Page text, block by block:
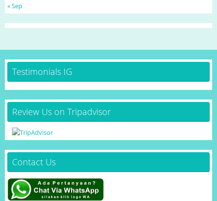
« Sep
Testimonials IG
Review Us on Tripadvisor
Contact Us